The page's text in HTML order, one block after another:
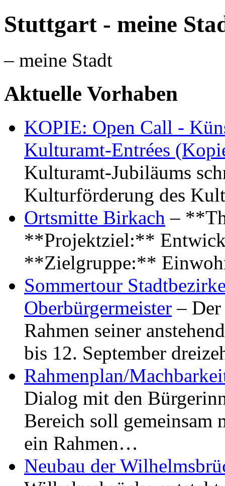
Stuttgart - meine
– meine Stadt
Aktuelle Vorhaben
KOPIE: Open Call -
Kulturamt-Entrées
Kulturamt-Jubiläums
Kulturförderung des
Ortsmitte Birkach –
**Projektziel:**
**Zielgruppe:**
Sommertour
Oberbürgermeister –
Rahmen seiner
bis 12. September
Rahmenplan/
Dialog mit den
Bereich soll gemeinsam
ein Rahmen…
Neubau der